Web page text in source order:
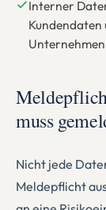
Interner
Kundendaten
muss
Nicht jede
Meldepflicht